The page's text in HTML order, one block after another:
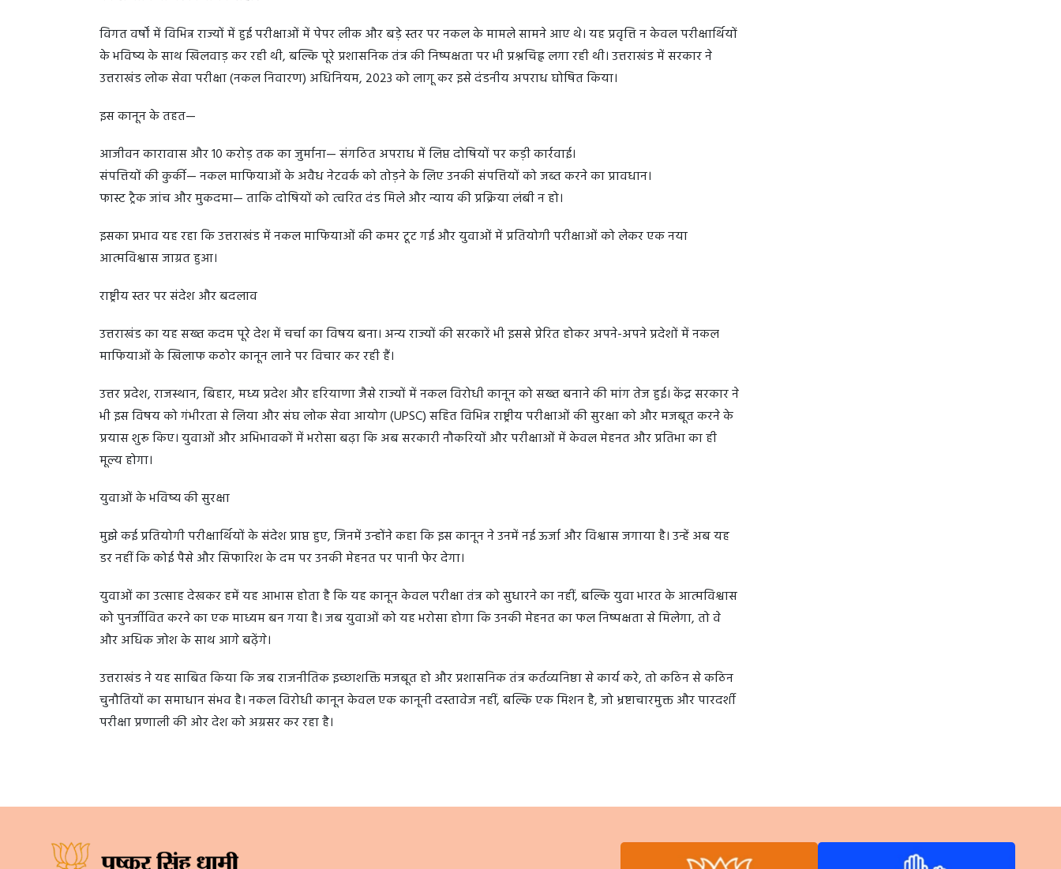
विगत वर्षों में विभिन्न राज्यों में हुई परीक्षाओं में पेपर लीक और बड़े स्तर पर नकल के मामले सामने आए थे। यह प्रवृत्ति न केवल परीक्षार्थियों
के भविष्य के साथ खिलवाड़ कर रही थी, बल्कि पूरे प्रशासनिक तंत्र की निष्पक्षता पर भी प्रश्नचिह्न लगा रही थी। उत्तराखंड में सरकार ने
उत्तराखंड लोक सेवा परीक्षा (नकल निवारण) अधिनियम, 2023 को लागू कर इसे दंडनीय अपराध घोषित किया।
इस कानून के तहत—
आजीवन कारावास और 10 करोड़ तक का जुर्माना— संगठित अपराध में लिप्त दोषियों पर कड़ी कार्रवाई।
संपत्तियों की कुर्की— नकल माफियाओं के अवैध नेटवर्क को तोड़ने के लिए उनकी संपत्तियों को जब्त करने का प्रावधान।
फास्ट ट्रैक जांच और मुकदमा— ताकि दोषियों को त्वरित दंड मिले और न्याय की प्रक्रिया लंबी न हो।
इसका प्रभाव यह रहा कि उत्तराखंड में नकल माफियाओं की कमर टूट गई और युवाओं में प्रतियोगी परीक्षाओं को लेकर एक नया
आत्मविश्वास जाग्रत हुआ।
राष्ट्रीय स्तर पर संदेश और बदलाव
उत्तराखंड का यह सख्त कदम पूरे देश में चर्चा का विषय बना। अन्य राज्यों की सरकारें भी इससे प्रेरित होकर अपने-अपने प्रदेशों में नकल
माफियाओं के खिलाफ कठोर कानून लाने पर विचार कर रही हैं।
उत्तर प्रदेश, राजस्थान, बिहार, मध्य प्रदेश और हरियाणा जैसे राज्यों में नकल विरोधी कानून को सख्त बनाने की मांग तेज हुई। केंद्र सरकार ने
भी इस विषय को गंभीरता से लिया और संघ लोक सेवा आयोग (UPSC) सहित विभिन्न राष्ट्रीय परीक्षाओं की सुरक्षा को और मजबूत करने के
प्रयास शुरू किए। युवाओं और अभिभावकों में भरोसा बढ़ा कि अब सरकारी नौकरियों और परीक्षाओं में केवल मेहनत और प्रतिभा का ही
मूल्य होगा।
युवाओं के भविष्य की सुरक्षा
मुझे कई प्रतियोगी परीक्षार्थियों के संदेश प्राप्त हुए, जिनमें उन्होंने कहा कि इस कानून ने उनमें नई ऊर्जा और विश्वास जगाया है। उन्हें अब यह
डर नहीं कि कोई पैसे और सिफारिश के दम पर उनकी मेहनत पर पानी फेर देगा।
युवाओं का उत्साह देखकर हमें यह आभास होता है कि यह कानून केवल परीक्षा तंत्र को सुधारने का नहीं, बल्कि युवा भारत के आत्मविश्वास
को पुनर्जीवित करने का एक माध्यम बन गया है। जब युवाओं को यह भरोसा होगा कि उनकी मेहनत का फल निष्पक्षता से मिलेगा, तो वे
और अधिक जोश के साथ आगे बढ़ेंगे।
उत्तराखंड ने यह साबित किया कि जब राजनीतिक इच्छाशक्ति मजबूत हो और प्रशासनिक तंत्र कर्तव्यनिष्ठा से कार्य करे, तो कठिन से कठिन
चुनौतियों का समाधान संभव है। नकल विरोधी कानून केवल एक कानूनी दस्तावेज नहीं, बल्कि एक मिशन है, जो भ्रष्टाचारमुक्त और पारदर्शी
परीक्षा प्रणाली की ओर देश को अग्रसर कर रहा है।